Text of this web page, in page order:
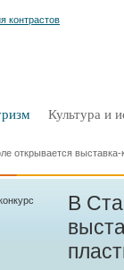
Культура и
открывается
В